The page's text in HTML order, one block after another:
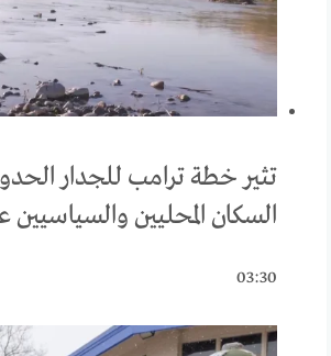
تثير خطة ترامب للجدار
السكان المحليين
03:30